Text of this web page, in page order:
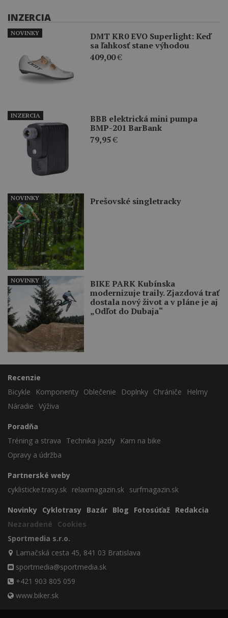
INZERCIA
DMT KR0 EVO Superlight: Keď
sa ľahkosť stane výhodou
409,00€
NOVINKY
BBB elektrická mini pumpa
BMP-201 BarBank
79,95€
INZERCIA
Prešovské singletracky
NOVINKY
BIKE PARK Kubínska
modernizuje traily. Zjazdová trať
dostala nový život a v pláne je aj
„Odľot do Dubaja“
NOVINKY
Recenzie
Bicykle
Komponenty Oblečenie Doplnky Chrániče
Helmy
Náradie Výživa
Poradňa
Tréning a strava
Technika jazdy
Kam na bike
Opravy a údržba
Partnerské weby
cyklisticke.trasy.sk relaxmagazin.sk surfmagazin.sk
Novinky Cyklotrasy Bazár Blog Fotosúťaž Redakcia
Nezaradené
Cookies
Sportmedia s.r.o.
Lamačská cesta 45, 841 03 Bratislava
sportmedia@sportmedia.sk
+421 903 805 059
www.biker.sk